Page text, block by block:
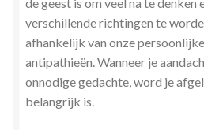
verschillende richtingen te
afhankelijk van onze
antipathieën. Wanneer je
onnodige gedachte, word je
belangrijk is.